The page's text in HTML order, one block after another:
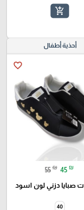
add_shopping_cart
أحذية أطفال
favorite_border
55 ₪ 45 ₪
صبايا دزني لون اسود
40